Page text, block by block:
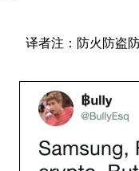
译者注：防火防盗防